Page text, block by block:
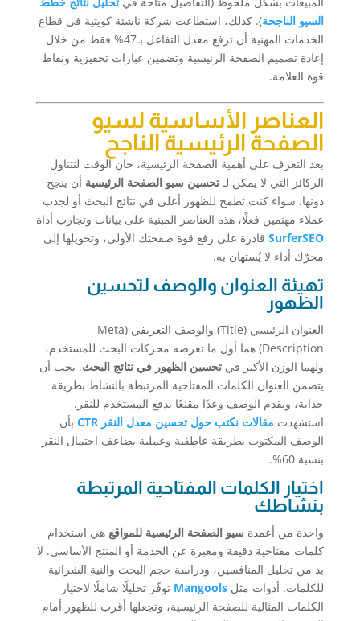
السيو الناجحة). كذلك، استطاعت شركة ناشئة كويتية في قطاع
الخدمات المهنية أن ترفع معدل التفاعل بـ47% فقط من خلال
إعادة تصميم الصفحة الرئيسية وتضمين عبارات تحفيزية ونقاط
قوة العلامة.
العناصر الأساسية لسيو
الصفحة الرئيسية الناجح
بعد التعرف على أهمية الصفحة الرئيسية، حان الوقت لنتناول
الركائز التي لا يمكن لـ تحسين سيو الصفحة الرئيسية أن ينجح
دونها. سواء كنت تطمح للظهور أعلى في نتائج البحث أو لجذب
عملاء مهتمين فعلًا، هذه العناصر المبنية على بيانات وتجارب أداة
SurferSEOقادرة على رفع قوة صفحتك الأولى، وتحويلها إلى
محرّك أداء لا يُستهان به.
تهيئة العنوان والوصف لتحسين
الظهور
العنوان الرئيسي (Title) والوصف التعريفي (Meta
Description) هما أول ما تعرضه محركات البحث للمستخدم،
ولهما الوزن الأكبر في تحسين الظهور في نتائج البحث. يجب أن
يتضمن العنوان الكلمات المفتاحية المرتبطة بالنشاط بطريقة
جذابة، ويقدم الوصف وعدًا مقنعًا يدفع المستخدم للنقر.
استشهدت مقالات نكتب حول تحسين معدل النقر CTR
بأن
الوصف المكتوب بطريقة عاطفية وعملية يضاعف احتمال النقر
بنسبة 60%.
اختيار الكلمات المفتاحية المرتبطة
بنشاطك
واحدة من أعمدة سيو الصفحة الرئيسية للمواقعهي استخدام
كلمات مفتاحية دقيقة ومعبرة عن الخدمة أو المنتج الأساسي. لا
بد من تحليل المنافسين، ودراسة حجم البحث والنية الشرائية
للكلمات. أدوات مثل Mangools توفّر تحليلًا شاملًا لاختيار
الكلمات المثالية للصفحة الرئيسية، وتجعلها أقرب للظهور أمام